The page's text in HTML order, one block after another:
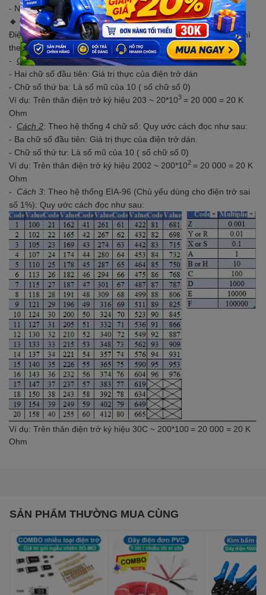
- Nhiệt độ hoạt động :-55°C ~ 155°C
🔹 CÁCH ĐỌC GIÁ TRỊ ĐIỆN TRỞ:
Điện trở có 3 cách ghi giá trị phổ biến. Với điện trở 20 K Ohm thì
theo 3 cách ghi sẽ thể hiện như sau:
- Cách 1: Theo hệ thống 3 chữ số: Quy ước cách đọc như sau:
- Hai chữ số đầu tiên: Giá trị thực của điện trở dán
- Chữ số thứ ba: Là số mũ của 10 ( số chữ số 0)
Ví dụ: Trên thân điện trở ký hiệu 203 ~ 20*103 = 20 000 = 20 K
Ohm
- Cách 2: Theo hệ thống 4 chữ số: Quy ước cách đọc như sau:
- Ba chữ số đầu tiên: Giá trị thực của điện trở dán.
- Chữ số thứ tư: Là số mũ của 10 ( số chữ số 0)
Ví dụ: Trên thân điện trở ký hiệu 2002 ~ 200*102 = 20 000 = 20 K
Ohm
- Cách 3: Theo hệ thống EIA-96 (Chủ yếu dùng cho điện trở sai
số 1%): Quy ước cách đọc như sau:
Ví dụ: Trên thân điện trở ký hiệu 30C ~ 200*100 = 20 000 = 20 K
Ohm
SẢN PHẨM THƯỜNG MUA CÙNG